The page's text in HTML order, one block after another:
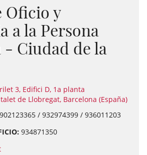
Oficio y
a la Persona
- Ciudad de la
3, Edifici D, 1a planta
de Llobregat, Barcelona (España)
/ 932974399 / 936011203
934871350